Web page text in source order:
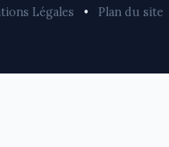
Légales • Plan du site